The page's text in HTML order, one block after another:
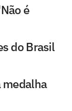
é
do Brasil
medalha